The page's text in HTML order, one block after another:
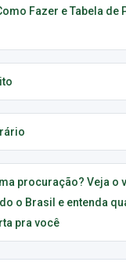
Fazer e Tabela de
procuração? Veja o
o Brasil e entenda
pra você